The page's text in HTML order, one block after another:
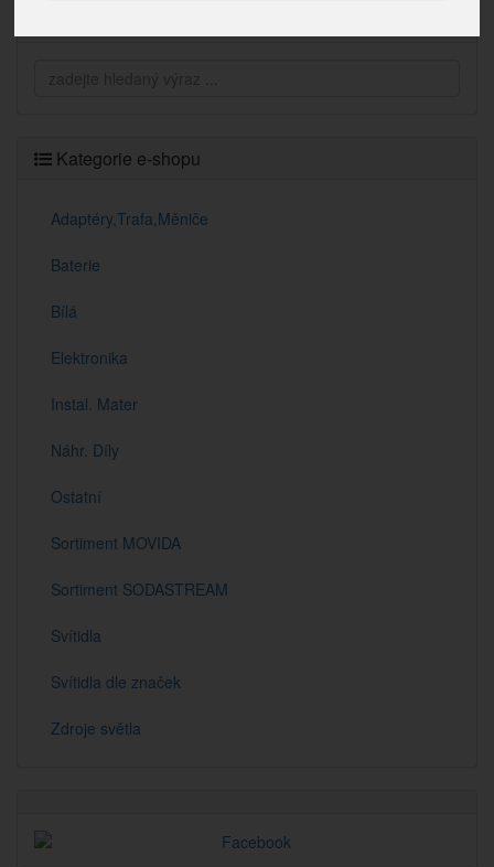
Kategorie e-shopu
Adaptéry,Trafa,Měniče
Baterie
Bílá
Elektronika
Instal. Mater
Náhr. Díly
Ostatní
Sortiment MOVIDA
Sortiment SODASTREAM
Svítidla
Svítidla dle značek
Zdroje světla